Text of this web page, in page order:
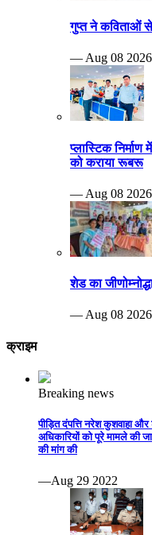
गुप्त ने कविताओं
— Aug 08 2026
प्लास्टिक निर्माण
को कराया रूबरू
— Aug 08 2026
शेड का
— Aug 08 2026
क्राइम
Breaking news
पीड़ित दंपत्ति नरेश कुशवाहा
अधिकारियों को पूरे मामले की
की मांग की
—Aug 29 2022